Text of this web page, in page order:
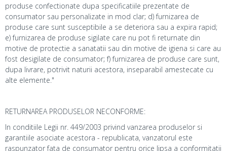
produse confectionate dupa specificatiile prezentate de
consumator sau personalizate in mod clar; d) furnizarea de
produse care sunt susceptibile a se deteriora sau a expira rapid;
e) furnizarea de produse sigilate care nu pot fi returnate din
motive de protectie a sanatatii sau din motive de igiena si care au
fost desigilate de consumator; f) furnizarea de produse care sunt,
dupa livrare, potrivit naturii acestora, inseparabil amestecate cu
alte elemente."
RETURNAREA PRODUSELOR NECONFORME:
In conditiile Legii nr. 449/2003 privind vanzarea produselor si
garantiile asociate acestora - republicata, vanzatorul este
raspunzator fata de consumator pentru orice lipsa a conformitatii